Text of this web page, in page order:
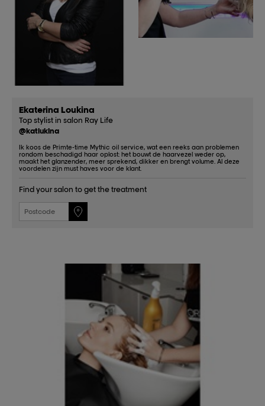
Ekaterina Loukina
Top stylist in salon Ray Life
@katlukina
Ik koos de Primte-time Mythic oil service, wat een reeks aan problemen
rondom beschadigd haar oplost: het bouwt de haarvezel weder op,
maakt het glanzender, meer sprekend, dikker en brengt volume. Al deze
voordelen zijn must haves voor de klant.
Find your salon to get the treatment